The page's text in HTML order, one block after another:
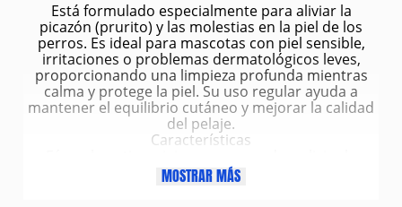
Está formulado especialmente para aliviar la
picazón (prurito) y las molestias en la piel de los
perros. Es ideal para mascotas con piel sensible,
irritaciones o problemas dermatológicos leves,
proporcionando una limpieza profunda mientras
calma y protege la piel. Su uso regular ayuda a
mantener el equilibrio cutáneo y mejorar la calidad
del pelaje.
Características
picazón.
Limpieza suave sin afectar la barrera natural de la
MOSTRAR MÁS